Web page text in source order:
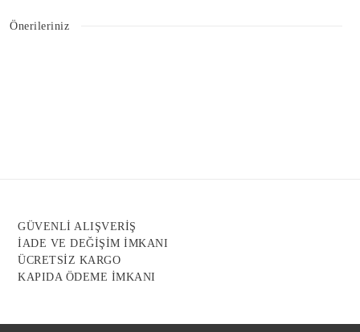
Önerileriniz
Bu ürüne benzer farklı alternatifler olmalı.
GÜVENLİ ALIŞVERİŞ
İADE VE DEĞİŞİM İMKANI
ÜCRETSİZ KARGO
KAPIDA ÖDEME İMKANI